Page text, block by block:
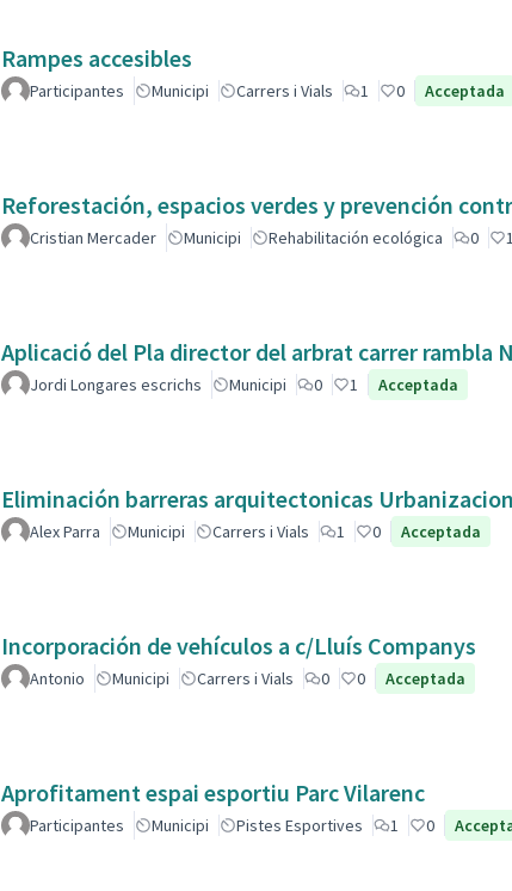
Rampes accesibles
Participantes Municipi Carrers i Vials 1 0 Acceptada
Reforestación, espacios verdes y prevención
Cristian Mercader Municipi Rehabilitación ecológica 0 1
Aplicació del Pla director del arbrat carrer rambla
Jordi Longares escrichs Municipi 0 1 Acceptada
Eliminación barreras arquitectonicas
Alex Parra Municipi Carrers i Vials 1 0 Acceptada
Incorporación de vehículos a c/Lluís Companys
Antonio Municipi Carrers i Vials 0 0 Acceptada
Aprofitament espai esportiu Parc Vilarenc
Participantes Municipi Pistes Esportives 1 0